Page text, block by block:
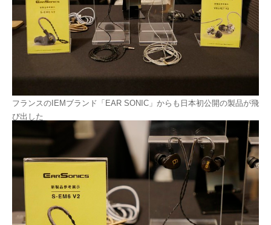
フランスのIEMブランド「EAR SONIC」からも日本初公開の製品が飛
び出した